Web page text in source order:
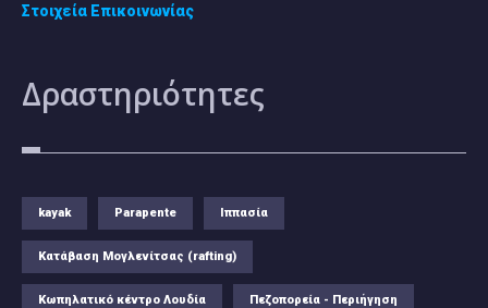
Στοιχεία Επικοινωνίας
Δραστηριότητες
kayak Parapente Ιππασία
Κατάβαση Μογλενίτσας (rafting)
Κωπηλατικό κέντρο Λουδία Πεζοπορεία - Περιήγηση